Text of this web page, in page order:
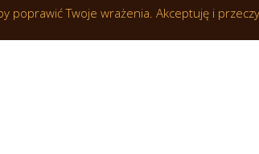
poprawić Twoje wrażenia. Akceptuję i